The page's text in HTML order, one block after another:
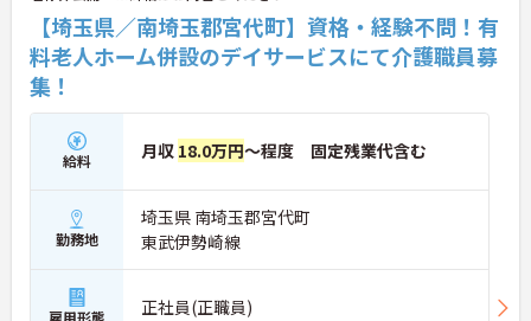
【埼玉県／南埼玉郡宮代町】資格・経験不問！有
料老人ホーム併設のデイサービスにて介護職員募
集！
給料 月収 18.0万円～程度 固定残業代含む
勤務地
埼玉県 南埼玉郡宮代町
東武伊勢崎線
雇用形態 正社員(正職員)